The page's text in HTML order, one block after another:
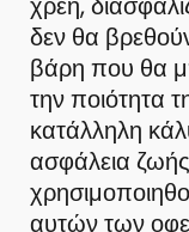
δεν θα
βάρη που θα
την ποιότητα
κατάλληλη
ασφάλεια
αυτών των